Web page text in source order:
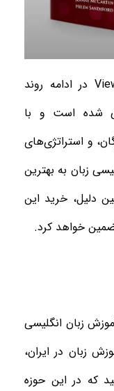
در ادامه روند
شده ‌است و با
و استراتژی‌های
زبان به بهترین
دلیل، خرید این
خواهد کرد.
زبان انگلیسی
زبان در ایران،
که در این حوزه